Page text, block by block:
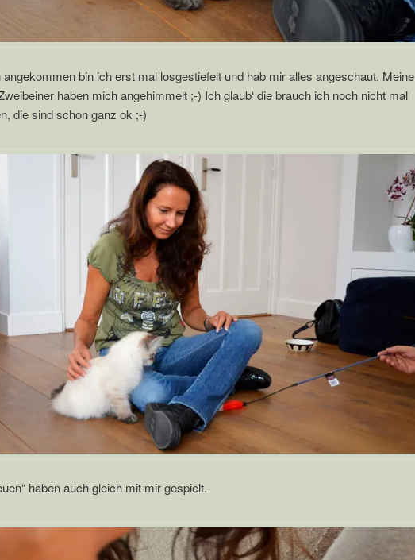
angekommen bin ich erst mal losgestiefelt und hab mir alles angeschaut. Meine
haben mich angehimmelt ;-) Ich glaub‘ die brauch ich noch nicht mal
die sind schon ganz ok ;-)
haben auch gleich mit mir gespielt.